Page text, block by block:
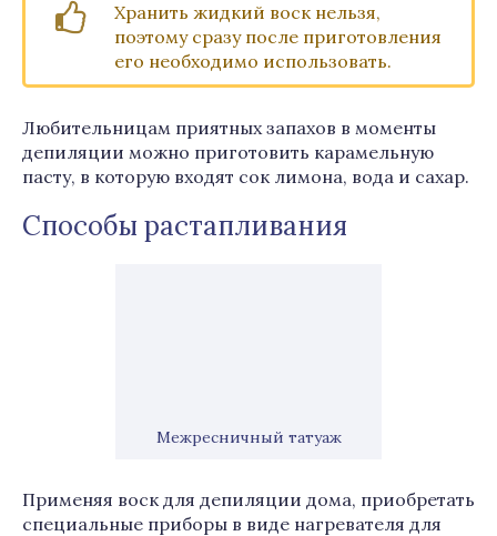
Хранить жидкий воск нельзя,
поэтому сразу после приготовления
его необходимо использовать.
Любительницам приятных запахов в моменты
депиляции можно приготовить карамельную
пасту, в которую входят сок лимона, вода и сахар.
Способы растапливания
Межресничный татуаж
Применяя воск для депиляции дома, приобретать
специальные приборы в виде нагревателя для